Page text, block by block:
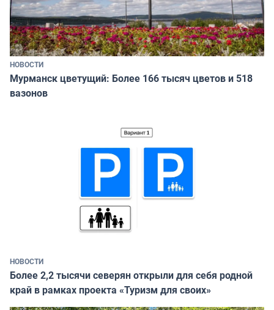
НОВОСТИ
Мурманск цветущий: Более 166 тысяч цветов и 518
вазонов
НОВОСТИ
Более 2,2 тысячи северян открыли для себя родной
край в рамках проекта «Туризм для своих»